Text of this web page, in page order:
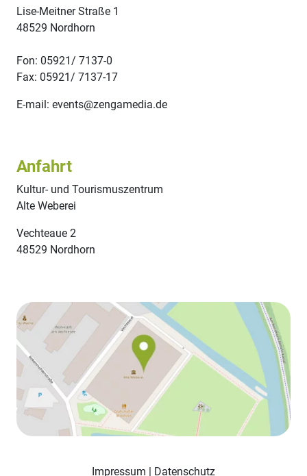
Lise-Meitner Straße 1
48529 Nordhorn
Fon: 05921/ 7137-0
Fax: 05921/ 7137-17
E-mail: events@zengamedia.de
Anfahrt
Kultur- und Tourismuszentrum
Alte Weberei
Vechteaue 2
48529 Nordhorn
Impressum Datenschutz